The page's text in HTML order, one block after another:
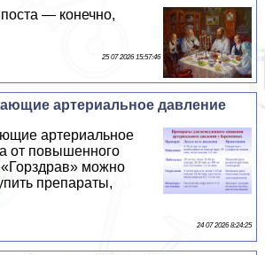
— конечно,
25 07 2026 15:57:46
артериальное давление
артериальное
от повышенного
можно
препараты,
24 07 2026 8:24:25